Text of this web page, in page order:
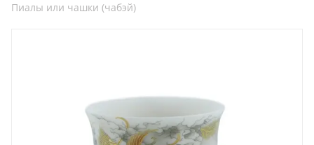
Пиалы или чашки (чабэй)